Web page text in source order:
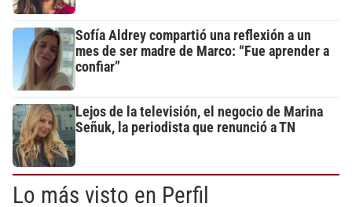
Sofía Aldrey compartió una reflexión a un
mes de ser madre de Marco: “Fue aprender a
confiar”
Lejos de la televisión, el negocio de Marina
Señuk, la periodista que renunció a TN
Lo más visto en Perfil